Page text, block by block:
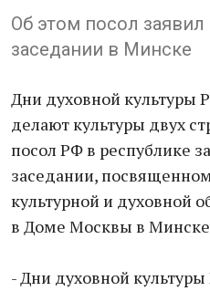
Об этом посол
заседании в Минске
Дни духовной культуры
делают культуры двух
посол РФ в республике
заседании,
культурной и духовной
в Доме Москвы в
- Дни духовной культуры